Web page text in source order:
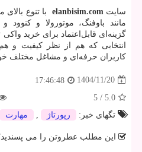
سایت elanbisim.com با تنوع
مانند باوفنگ، موتورولا و کنوود
گزینه‌ای قابل‌اعتماد برای خرید
انتخابی که هم از نظر کیفیت و
کاربران حرفه‌ای و مشاغل مختلف
1404/11/20
17:46:48
5.0
/
5
تگهای خبر:
رپورتاژ , مهارت
این مطلب عطروتن را می